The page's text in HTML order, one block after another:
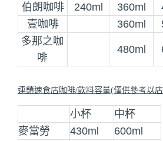
伯朗咖啡
240ml 360ml
壹咖啡
360ml
多那之咖
啡
480ml
連鎖速食店咖啡/飲料容量(僅供參考以
小杯
中杯
麥當勞
430ml
600ml